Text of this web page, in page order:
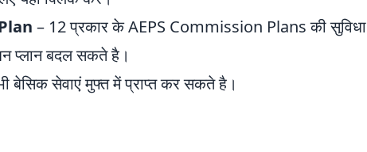
– 12 प्रकार के AEPS Commission Plans की सुविधा
प्लान बदल सकते है।
बेसिक सेवाएं मुफ्त में प्राप्त कर सकते है।